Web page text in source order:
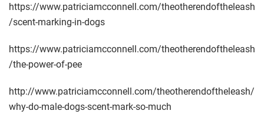
https://www.patriciamcconnell.com/theotherendoftheleash
/scent-marking-in-dogs
https://www.patriciamcconnell.com/theotherendoftheleash
/the-power-of-pee
http://www.patriciamcconnell.com/theotherendoftheleash/
why-do-male-dogs-scent-mark-so-much